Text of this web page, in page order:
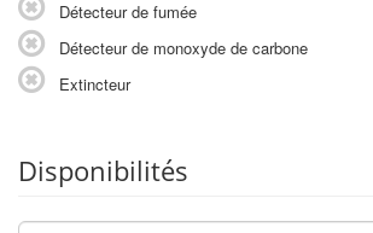
Détecteur de fumée
Détecteur de monoxyde de carbone
Extincteur
Disponibilités